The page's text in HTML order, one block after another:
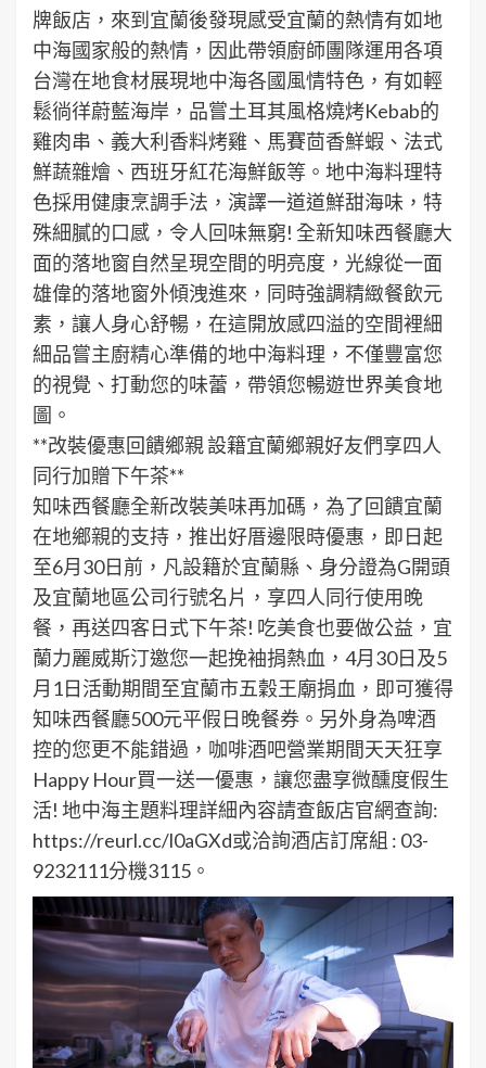
牌飯店，來到宜蘭後發現感受宜蘭的熱情有如地
中海國家般的熱情，因此帶領廚師團隊運用各項
台灣在地食材展現地中海各國風情特色，有如輕
鬆徜徉蔚藍海岸，品嘗土耳其風格燒烤Kebab的
雞肉串、義大利香料烤雞、馬賽茴香鮮蝦、法式
鮮蔬雜燴、西班牙紅花海鮮飯等。地中海料理特
色採用健康烹調手法，演譯一道道鮮甜海味，特
殊細膩的口感，令人回味無窮! 全新知味西餐廳大
面的落地窗自然呈現空間的明亮度，光線從一面
雄偉的落地窗外傾洩進來，同時強調精緻餐飲元
素，讓人身心舒暢，在這開放感四溢的空間裡細
細品嘗主廚精心準備的地中海料理，不僅豐富您
的視覺、打動您的味蕾，帶領您暢遊世界美食地
圖。
**改裝優惠回饋鄉親 設籍宜蘭鄉親好友們享四人
同行加贈下午茶**
知味西餐廳全新改裝美味再加碼，為了回饋宜蘭
在地鄉親的支持，推出好厝邊限時優惠，即日起
至6月30日前，凡設籍於宜蘭縣、身分證為G開頭
及宜蘭地區公司行號名片，享四人同行使用晚
餐，再送四客日式下午茶! 吃美食也要做公益，宜
蘭力麗威斯汀邀您一起挽袖捐熱血，4月30日及5
月1日活動期間至宜蘭市五穀王廟捐血，即可獲得
知味西餐廳500元平假日晚餐券。另外身為啤酒
控的您更不能錯過，咖啡酒吧營業期間天天狂享
Happy Hour買一送一優惠，讓您盡享微醺度假生
活! 地中海主題料理詳細內容請查飯店官網查詢:
https://reurl.cc/l0aGXd或洽詢酒店訂席組 : 03-
9232111分機3115。